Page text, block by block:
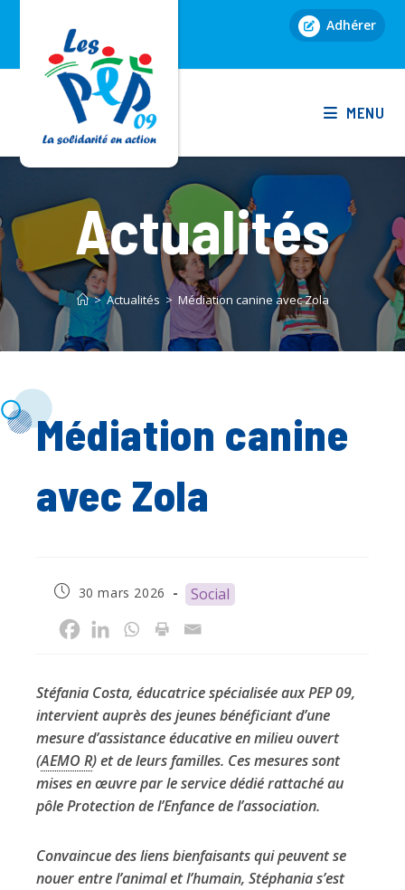
Adhérer
MENU
Actualités
> Actualités > Médiation canine avec Zola
Médiation canine
avec Zola
Publication
30 mars 2026 Social
Stéfania Costa, éducatrice spécialisée aux PEP 09,
intervient auprès des jeunes bénéficiant d’une
mesure d’assistance éducative en milieu ouvert
(AEMO R) et de leurs familles. Ces mesures sont
mises en œuvre par le service dédié rattaché au
pôle Protection de l’Enfance de l’association.
Convaincue des liens bienfaisants qui peuvent se
nouer entre l’animal et l’humain, Stéphania s’est